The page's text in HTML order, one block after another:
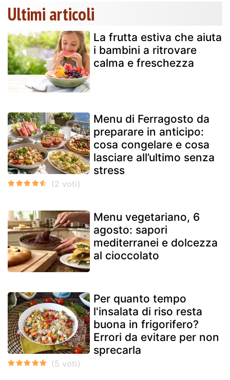
Ultimi articoli
La frutta estiva che aiuta
i bambini a ritrovare
calma e freschezza
Menu di Ferragosto da
preparare in anticipo:
cosa congelare e cosa
lasciare all’ultimo senza
stress
Menu vegetariano, 6
agosto: sapori
mediterranei e dolcezza
al cioccolato
Per quanto tempo
l'insalata di riso resta
buona in frigorifero?
Errori da evitare per non
sprecarla